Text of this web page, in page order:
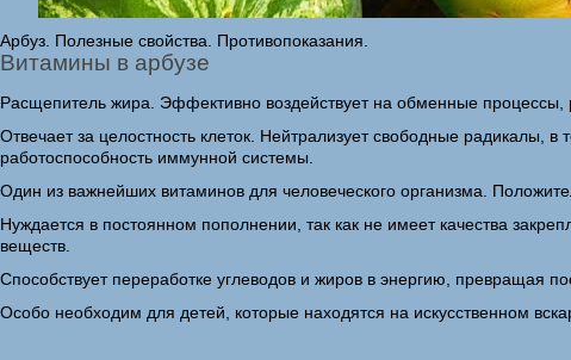
Арбуз. Полезные свойства. Противопоказания.
Витамины в арбузе
Расщепитель жира. Эффективно воздействует на обменные процессы,
Отвечает за целостность клеток. Нейтрализует свободные
работоспособность иммунной системы.
Один из важнейших витаминов для человеческого организма.
Нуждается в постоянном пополнении, так как не имеет качества
веществ.
Способствует переработке углеводов и жиров в энергию, превращая
Особо необходим для детей, которые находятся на искусственном